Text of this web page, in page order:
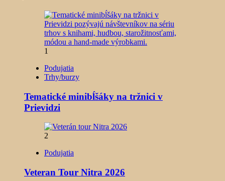
1
Podujatia
Trhy/burzy
Tematické minibĺšáky na tržnici v
Prievidzi
2
Podujatia
Veteran Tour Nitra 2026